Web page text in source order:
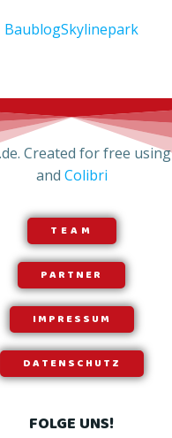
BaublogSkylinepark
Created for free
and Colibri
TEAM
PARTNER
IMPRESSUM
DATENSCHUTZ
FOLGE UNS!